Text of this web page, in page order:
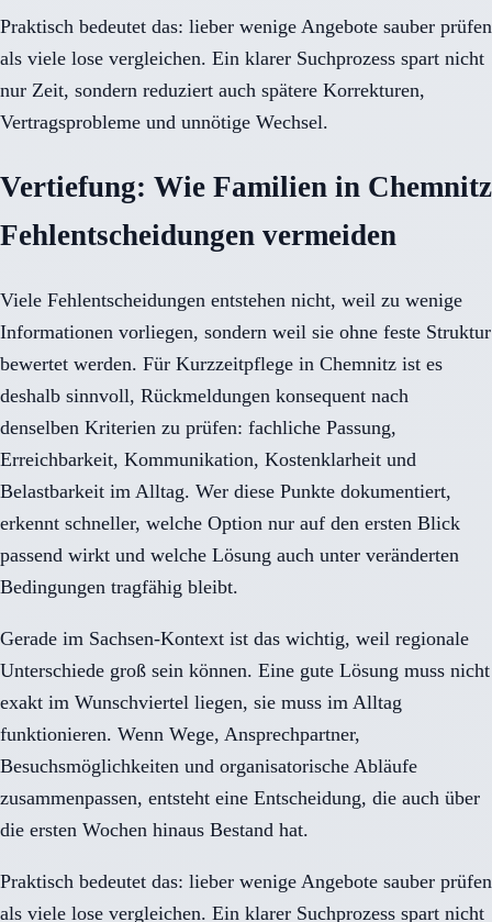
Praktisch bedeutet das: lieber wenige Angebote sauber prüfen
als viele lose vergleichen. Ein klarer Suchprozess spart nicht
nur Zeit, sondern reduziert auch spätere Korrekturen,
Vertragsprobleme und unnötige Wechsel.
Vertiefung: Wie Familien in Chemnitz
Fehlentscheidungen vermeiden
Viele Fehlentscheidungen entstehen nicht, weil zu wenige
Informationen vorliegen, sondern weil sie ohne feste Struktur
bewertet werden. Für Kurzzeitpflege in Chemnitz ist es
deshalb sinnvoll, Rückmeldungen konsequent nach
denselben Kriterien zu prüfen: fachliche Passung,
Erreichbarkeit, Kommunikation, Kostenklarheit und
Belastbarkeit im Alltag. Wer diese Punkte dokumentiert,
erkennt schneller, welche Option nur auf den ersten Blick
passend wirkt und welche Lösung auch unter veränderten
Bedingungen tragfähig bleibt.
Gerade im Sachsen-Kontext ist das wichtig, weil regionale
Unterschiede groß sein können. Eine gute Lösung muss nicht
exakt im Wunschviertel liegen, sie muss im Alltag
funktionieren. Wenn Wege, Ansprechpartner,
Besuchsmöglichkeiten und organisatorische Abläufe
zusammenpassen, entsteht eine Entscheidung, die auch über
die ersten Wochen hinaus Bestand hat.
Praktisch bedeutet das: lieber wenige Angebote sauber prüfen
als viele lose vergleichen. Ein klarer Suchprozess spart nicht